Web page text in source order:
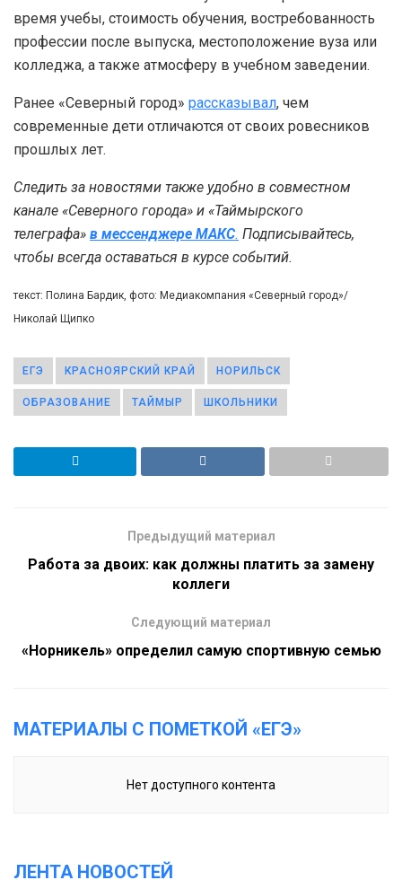
время учебы, стоимость обучения, востребованность
профессии после выпуска, местоположение вуза или
колледжа, а также атмосферу в учебном заведении.
Ранее «Северный город» рассказывал, чем
современные дети отличаются от своих ровесников
прошлых лет.
Следить за новостями также удобно в совместном
канале «Северного города» и «Таймырского
телеграфа» в мессенджере MAКС. Подписывайтесь,
чтобы всегда оставаться в курсе событий.
текст: Полина Бардик, фото: Медиакомпания «Северный город»/
Николай Щипко
ЕГЭ КРАСНОЯРСКИЙ КРАЙ НОРИЛЬСК
ОБРАЗОВАНИЕ ТАЙМЫР ШКОЛЬНИКИ
Предыдущий материал
Работа за двоих: как должны платить за замену
коллеги
Следующий материал
«Норникель» определил самую спортивную семью
МАТЕРИАЛЫ С ПОМЕТКОЙ «ЕГЭ»
Нет доступного контента
ЛЕНТА НОВОСТЕЙ